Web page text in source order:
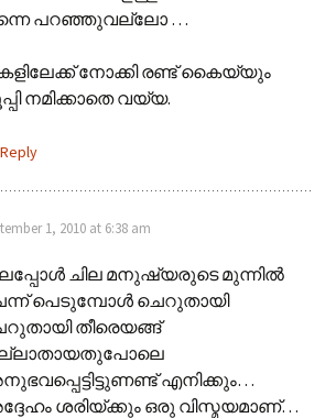
പറഞ്ഞുവല്ലോ …
നോക്കി രണ്ട് കൈയ്യും
നമിക്കാതെ വയ്യ.
Reply
1, 2010 at 6:38 am
ചില മനുഷ്യരുടെ മുന്നില്‍
പെടുമ്പോള്‍ ചെറുതായി
തീരെയങ്ങ്
എനിക്കും…
ശരിയ്ക്കും ഒരു വിസ്മയമാണ്…